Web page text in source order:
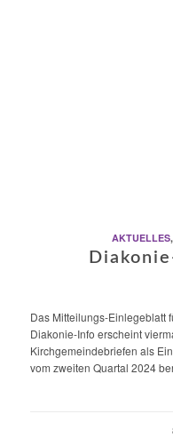
AKTUELLES,
Das Mitteilungs-Einlegeblatt
Diakonie-Info erscheint
Kirchgemeindebriefen als
vom zweiten Quartal 2024